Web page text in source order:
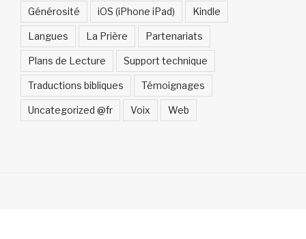
Générosité iOS (iPhone iPad) Kindle
Langues La Prière Partenariats
Plans de Lecture Support technique
Traductions bibliques Témoignages
Uncategorized @fr Voix Web